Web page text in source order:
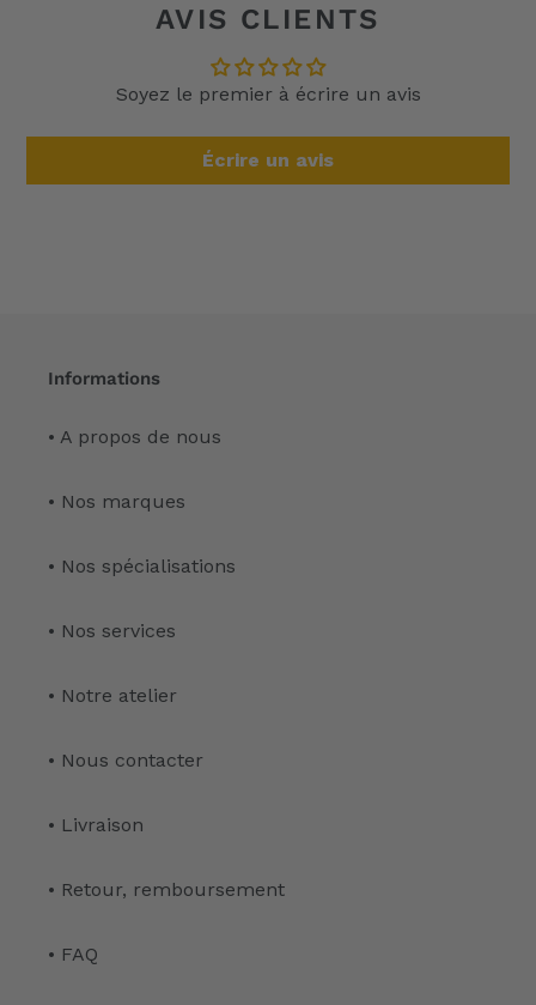
AVIS CLIENTS
Soyez le premier à écrire un avis
Écrire un avis
Informations
• A propos de nous
• Nos marques
• Nos spécialisations
• Nos services
• Notre atelier
• Nous contacter
• Livraison
• Retour, remboursement
• FAQ